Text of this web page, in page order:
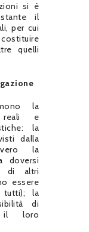
si è
il
per cui
quelli
la
reali e
la
dalla
la
doversi
di altri
essere
la
di
il loro